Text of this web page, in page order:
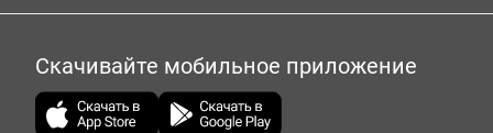
Скачивайте мобильное приложение